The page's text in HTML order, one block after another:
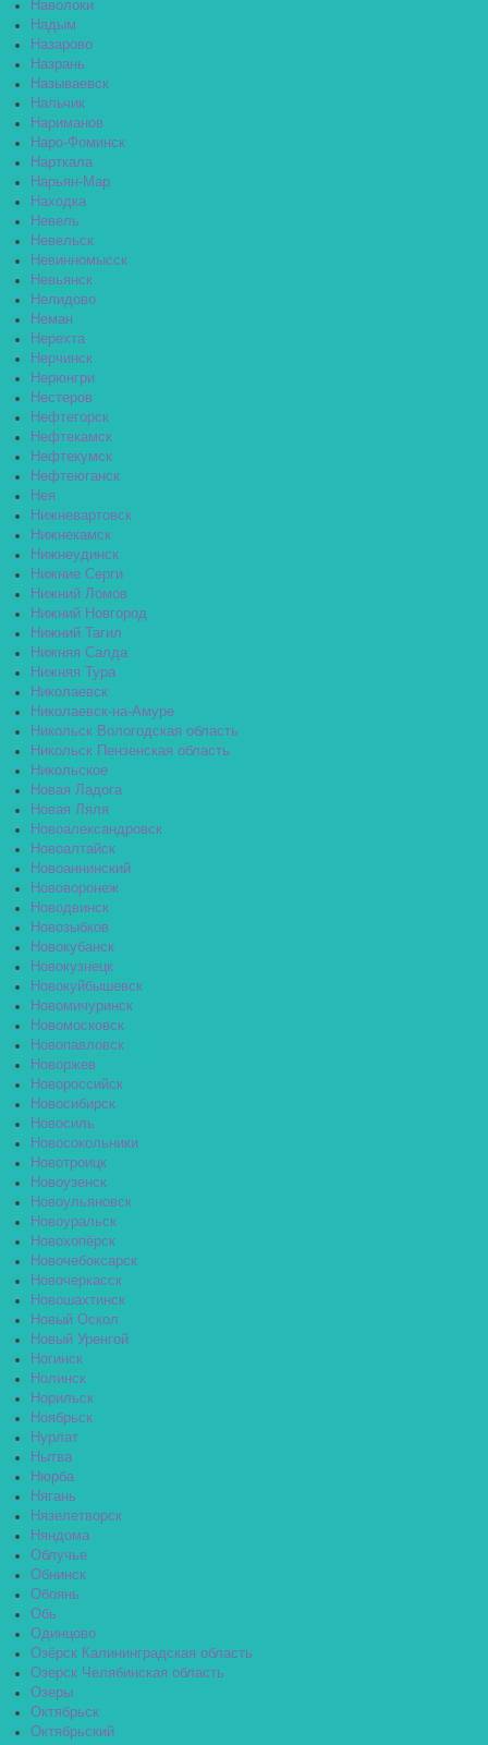
Наволоки
Надым
Назарово
Назрань
Называевск
Нальчик
Нариманов
Наро-Фоминск
Нарткала
Нарьян-Мар
Находка
Невель
Невельск
Невинномысск
Невьянск
Нелидово
Неман
Нерехта
Нерчинск
Нерюнгри
Нестеров
Нефтегорск
Нефтекамск
Нефтекумск
Нефтеюганск
Нея
Нижневартовск
Нижнекамск
Нижнеудинск
Нижние Серги
Нижний Ломов
Нижний Новгород
Нижний Тагил
Нижняя Салда
Нижняя Тура
Николаевск
Николаевск-на-Амуре
Никольск Вологодская область
Никольск Пензенская область
Никольское
Новая Ладога
Новая Ляля
Новоалександровск
Новоалтайск
Новоаннинский
Нововоронеж
Новодвинск
Новозыбков
Новокубанск
Новокузнецк
Новокуйбышевск
Новомичуринск
Новомосковск
Новопавловск
Новоржев
Новороссийск
Новосибирск
Новосиль
Новосокольники
Новотроицк
Новоузенск
Новоульяновск
Новоуральск
Новохопёрск
Новочебоксарск
Новочеркасск
Новошахтинск
Новый Оскол
Новый Уренгой
Ногинск
Нолинск
Норильск
Ноябрьск
Нурлат
Нытва
Нюрба
Нягань
Нязелетворск
Няндома
Облучье
Обнинск
Обоянь
Обь
Одинцово
Озёрск Калининградская область
Озерск Челябинская область
Озеры
Октябрьск
Октябрьский